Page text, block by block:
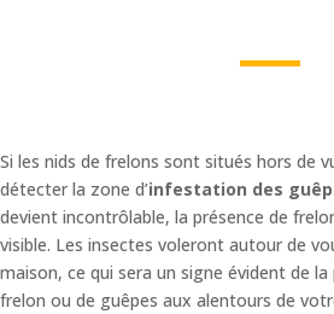
Si les nids de frelons sont situés hors de
détecter la zone d’infestation des
devient incontrôlable, la présence de
visible. Les insectes voleront autour de
maison, ce qui sera un signe évident de la
frelon ou de guêpes aux alentours de